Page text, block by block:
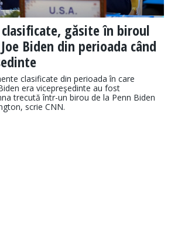
găsite în biroul
Biden din perioada când
clasificate din perioada în care
era vicepreşedinte au fost
trecută într-un birou de la Penn Biden
scrie CNN.